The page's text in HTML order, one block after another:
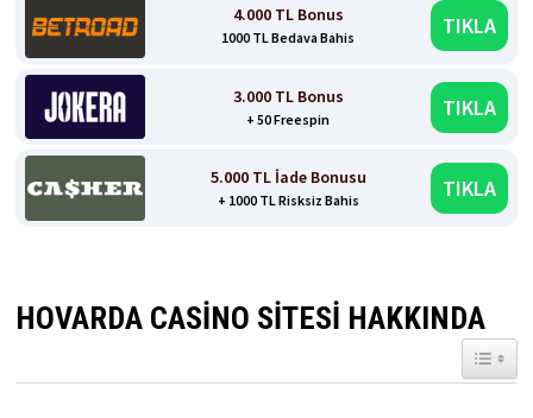
4.000 TL Bonus
1000 TL Bedava Bahis TIKLA
3.000 TL Bonus
+ 50 Freespin TIKLA
5.000 TL İade Bonusu
+ 1000 TL Risksiz Bahis TIKLA
HOVARDA CASINO SITESI HAKKINDA